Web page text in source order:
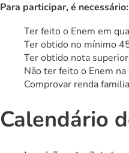
Para participar, é necessário:
Ter feito o Enem em
Ter obtido no mínimo
Ter obtido nota
Não ter feito o Enem
Comprovar renda
Calendário